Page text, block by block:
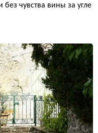
чувства вины за угле